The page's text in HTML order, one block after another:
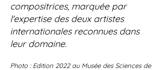
compositrices, marquée par
l'expertise des deux artistes
internationales reconnues dans
leur domaine.
​Photo : Edition 2022 au Musée des Sciences de